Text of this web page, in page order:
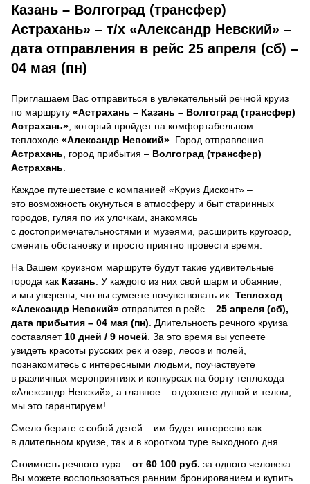
Казань – Волгоград (трансфер)
Астрахань» – т/х «Александр Невский» –
дата отправления в рейс 25 апреля (сб) –
04 мая (пн)
Приглашаем Вас отправиться в увлекательный речной круиз
по маршруту «Астрахань – Казань – Волгоград (трансфер)
Астрахань» , который пройдет на комфортабельном
теплоходе «Александр Невский» . Город отправления –
Астрахань , город прибытия – Волгоград (трансфер)
Астрахань
Каждое путешествие с компанией «Круиз Дисконт» –
это возможность окунуться в атмосферу и быт старинных
городов, гуляя по их улочкам, знакомясь
с достопримечательностями и музеями, расширить кругозор,
сменить обстановку и просто приятно провести время.
На Вашем круизном маршруте будут такие удивительные
города как Казань . У каждого из них свой шарм и обаяние,
и мы уверены, что вы сумеете почувствовать их. Теплоход
«Александр Невский» отправится в рейс – 25 апреля (сб),
дата прибытия – 04 мая (пн) . Длительность речного круиза
составляет 10 дней / 9 ночей За это время вы успеете
увидеть красоты русских рек и озер, лесов и полей,
познакомитесь с интересными людьми, поучаствуете
в различных мероприятиях и конкурсах на борту теплохода
«Александр Невский», а главное – отдохнете душой и телом,
мы это гарантируем!
Смело берите с собой детей – им будет интересно как
в длительном круизе, так и в коротком туре выходного дня.
Стоимость речного тура – от 60 100 руб. за одного человека.
Вы можете воспользоваться ранним бронированием и купить